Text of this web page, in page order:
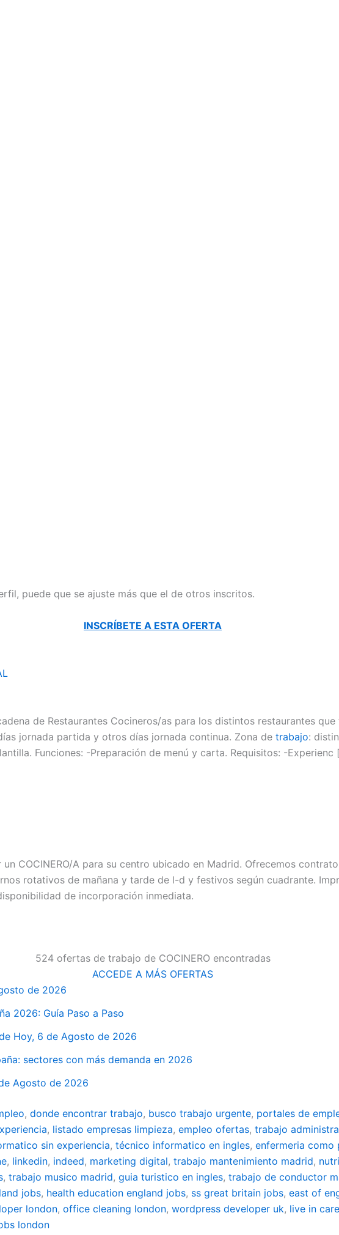
puede que se ajuste más que el de otros inscritos.
INSCRÍBETE A ESTA OFERTA
de Restaurantes Cocineros/as para los distintos restaurantes
jornada partida y otros días jornada continua. Zona de trabajo:
Funciones: -Preparación de menú y carta. Requisitos: -Experienc
un COCINERO/A para su centro ubicado en Madrid. Ofrecemos
rotativos de mañana y tarde de l-d y festivos según cuadrante.
de incorporación inmediata.
524 ofertas de trabajo de COCINERO encontradas
ACCEDE A MÁS OFERTAS
de 2026
2026: Guía Paso a Paso
Hoy, 6 de Agosto de 2026
sectores con más demanda en 2026
Agosto de 2026
, donde encontrar trabajo, busco trabajo urgente, portales de
, listado empresas limpieza, empleo ofertas, trabajo
sin experiencia, técnico informatico en ingles, enfermeria como
, linkedin, indeed, marketing digital, trabajo mantenimiento madrid,
, trabajo musico madrid, guia turistico en ingles, trabajo de conductor
jobs, health education england jobs, ss great britain jobs, east of
london, office cleaning london, wordpress developer uk, live in
london